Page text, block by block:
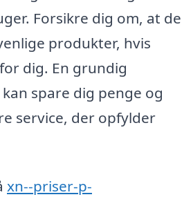
Forsikre dig om, at de
produkter, hvis
dig. En grundig
spare dig penge og
service, der opfylder
xn--priser-p-